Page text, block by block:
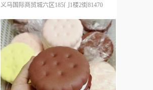
义乌国际商贸城六区185门1楼2街81470